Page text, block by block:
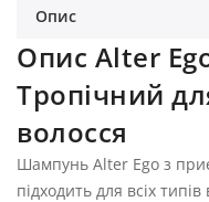
Опис
Опис Alter
Тропічний
волосся
Шампунь Alter Ego з
підходить для всіх